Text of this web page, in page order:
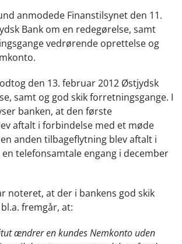
anmodede Finanstilsynet den 11.
Bank om en redegørelse, samt
vedrørende oprettelse og
den 13. februar 2012 Østjydsk
samt og god skik forretningsgange. I
banken, at den første
aftalt i forbindelse med et møde
anden tilbageflytning blev aftalt i
telefonsamtale engang i december
noteret, at der i bankens god skik
fremgår, at:
ændrer en kundes Nemkonto uden